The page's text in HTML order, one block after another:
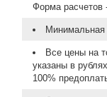
Форма расчетов
Минимальная
Все цены на
указаны в
100%